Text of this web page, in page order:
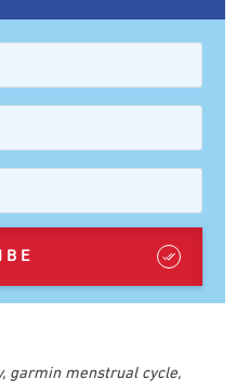
, garmin menstrual cycle,